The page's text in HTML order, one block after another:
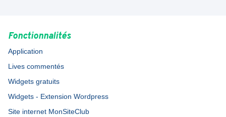
Fonctionnalités
Application
Lives commentés
Widgets gratuits
Widgets - Extension Wordpress
Site internet MonSiteClub